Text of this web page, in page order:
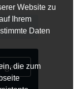
Website zu
Ihrem
Daten
die zum